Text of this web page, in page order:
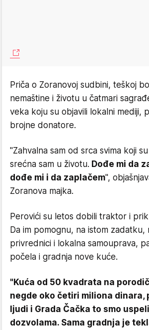
Priča o Zoranovoj sudbini, teškoj
nemaštine i životu u čatmari
veka koju su objavili lokalni mediji,
brojne donatore.
"Zahvalna sam od srca svima koji
srećna sam u životu. Dođe mi da
dođe mi i da zaplačem",
Zoranova majka.
Perovići su letos dobili traktor i
Da im pomognu, na istom zadatku,
privrednici i lokalna samouprava,
počela i gradnja nove kuće.
"Kuća od 50 kvadrata na
negde oko četiri miliona dinara,
ljudi i Grada Čačka to smo
dozvolama. Sama gradnja je